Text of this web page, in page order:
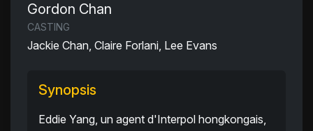
Gordon Chan
CASTING
Jackie Chan, Claire Forlani, Lee Evans
Synopsis
Eddie Yang, un agent d'Interpol hongkongais,